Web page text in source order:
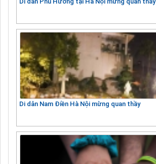
Di dân Nam Điền Hà Nội mừng quan thầy